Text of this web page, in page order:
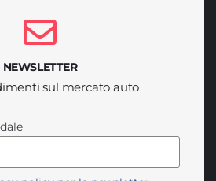
NEWSLETTER
sul mercato auto